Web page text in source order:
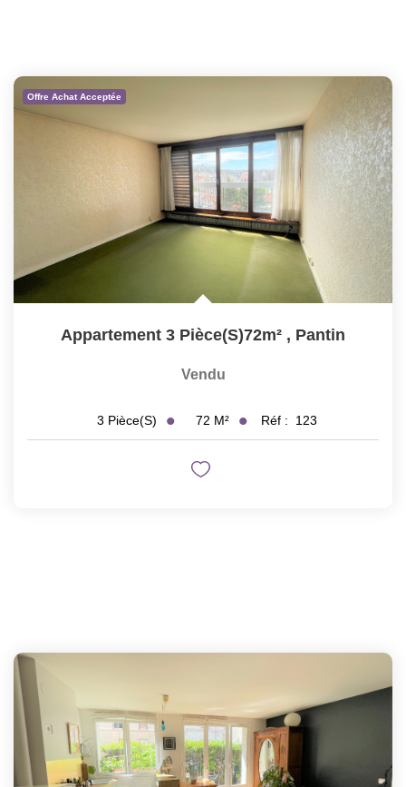
Offre Achat Acceptée
Appartement 3 Pièce(s)72m² , Pantin
Vendu
3 Pièce(s) 72 M² Réf : 123